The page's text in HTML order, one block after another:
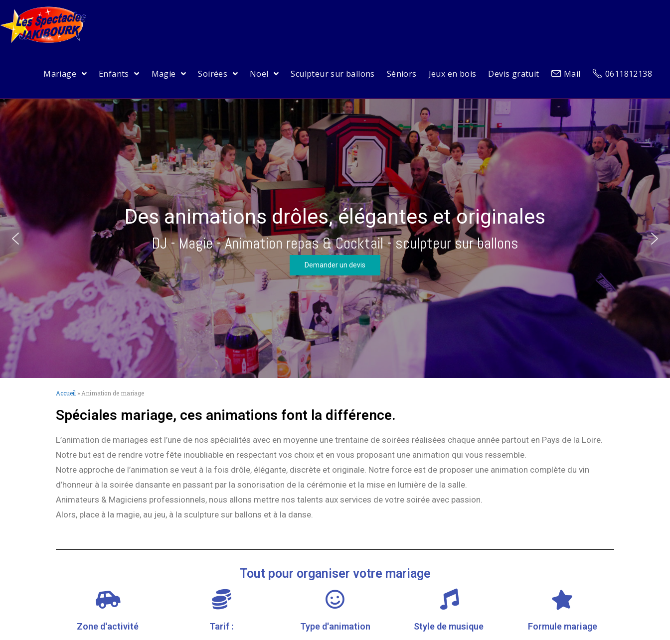
Mariage Enfants Magie Soirées Noël Sculpteur sur ballons Séniors Jeux en bois Devis gratuit Mail 0611812138
Des animations drôles, élégantes et originales
DJ - Magie - Animation repas & Cocktail - sculpteur sur ballons
Demander un devis
Accueil » Animation de mariage
Spéciales mariage, ces animations font la différence.
L’animation de mariages est l’une de nos spécialités avec en moyenne une trentaine de soirées réalisées chaque année partout en Pays de la Loire.
Notre but est de rendre votre fête inoubliable en respectant vos choix et en vous proposant une animation qui vous ressemble.
Notre approche de l’animation se veut à la fois drôle, élégante, discrète et originale. Notre force est de proposer une animation complète du vin
d’honneur à la soirée dansante en passant par la sonorisation de la cérémonie et la mise en lumière de la salle.
Animateurs & Magiciens professionnels, nous allons mettre nos talents aux services de votre soirée avec passion.
Alors, place à la magie, au jeu, à la sculpture sur ballons et à la danse.
Tout pour organiser votre mariage
Zone d'activité Tarif : Type d'animation Style de musique Formule mariage